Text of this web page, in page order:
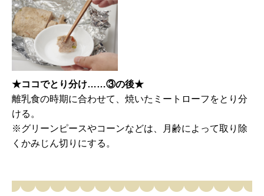
★ココでとり分け……③の後★
離乳食の時期に合わせて、焼いたミートローフをとり分
ける。
※グリーンピースやコーンなどは、月齢によって取り除
くかみじん切りにする。